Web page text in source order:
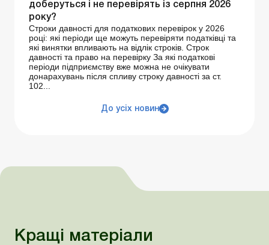
доберуться і не перевірять із серпня 2026
року?
Строки давності для податкових перевірок у 2026
році: які періоди ще можуть перевіряти податківці та
які винятки впливають на відлік строків. Строк
давності та право на перевірку За які податкові
періоди підприємству вже можна не очікувати
донарахувань після спливу строку давності за ст.
102...
До усіх новин
Кращі матеріали